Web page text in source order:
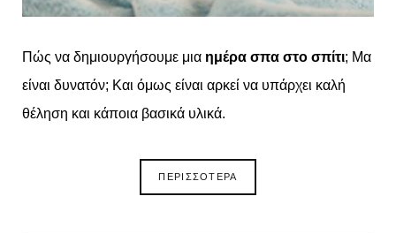
)
Πώς να δημιουργήσουμε μια ημέρα σπα στο σπίτι; Μα
είναι δυνατόν; Και όμως είναι αρκεί να υπάρχει καλή
θέληση και κάποια βασικά υλικά.
ΠΕΡΙΣΣΟΤΕΡΑ